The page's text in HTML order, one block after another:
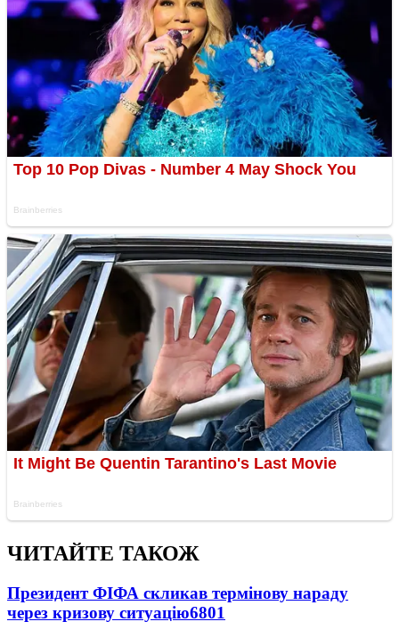
ЧИТАЙТЕ ТАКОЖ
Президент ФІФА скликав термінову нараду
через кризову ситуацію6801